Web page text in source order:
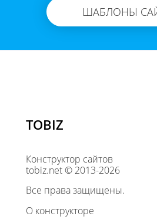
ШАБЛОНЫ
TOBIZ
Конструктор сайтов
tobiz.net © 2013-2026
Все права защищены.
О конструкторе